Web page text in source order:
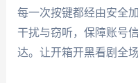
每一次按键都经由安全
干扰与窃听，保障账号
达。让开箱开黑看剧全